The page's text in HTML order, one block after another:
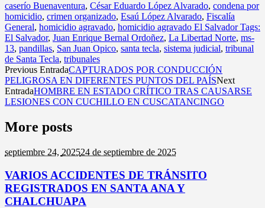
caserío Buenaventura, César Eduardo López Alvarado, condena por
homicidio, crimen organizado, Esaú López Alvarado, Fiscalía
General, homicidio agravado, homicidio agravado El Salvador Tags:
El Salvador, Juan Enrique Bernal Ordoñez, La Libertad Norte, ms-
13, pandillas, San Juan Opico, santa tecla, sistema judicial, tribunal
de Santa Tecla, tribunales
Previous EntradaCAPTURADOS POR CONDUCCIÓN
PELIGROSA EN DIFERENTES PUNTOS DEL PAÍSNext
EntradaHOMBRE EN ESTADO CRÍTICO TRAS CAUSARSE
LESIONES CON CUCHILLO EN CUSCATANCINGO
More posts
septiembre 24, 202524 de septiembre de 2025
VARIOS ACCIDENTES DE TRÁNSITO
REGISTRADOS EN SANTA ANA Y
CHALCHUAPA